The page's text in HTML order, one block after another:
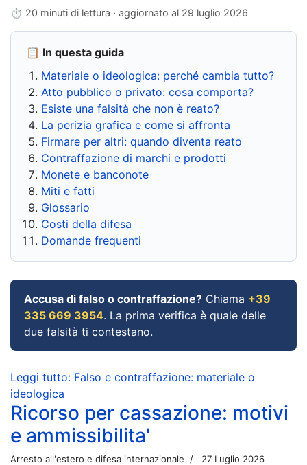
⏱ 20 minuti di lettura · aggiornato al 29 luglio 2026
📋 In questa guida
Materiale o ideologica: perché cambia tutto?
Atto pubblico o privato: cosa comporta?
Esiste una falsità che non è reato?
La perizia grafica e come si affronta
Firmare per altri: quando diventa reato
Contraffazione di marchi e prodotti
Monete e banconote
Miti e fatti
Glossario
Costi della difesa
Domande frequenti
Accusa di falso o contraffazione? Chiama +39
335 669 3954. La prima verifica è quale delle
due falsità ti contestano.
Leggi tutto: Falso e contraffazione: materiale o
ideologica
Ricorso per cassazione: motivi
e ammissibilita'
Arresto all'estero e difesa internazionale 27 Luglio 2026